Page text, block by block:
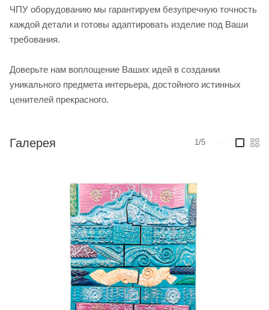
ЧПУ оборудованию мы гарантируем безупречную точность
каждой детали и готовы адаптировать изделие под Ваши
требования.
Доверьте нам воплощение Ваших идей в создании
уникального предмета интерьера, достойного истинных
ценителей прекрасного.
Галерея 1/5